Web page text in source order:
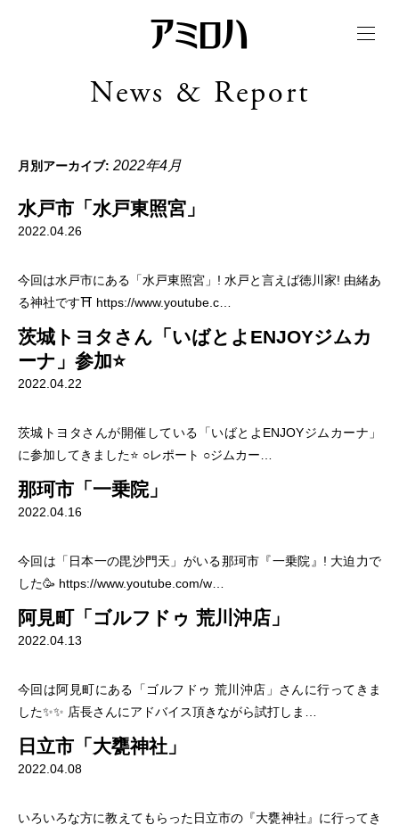
t
News & Report
月別アーカイブ: 2022年4月
水戸市「水戸東照宮」
2022.04.26
今回は水戸市にある「水戸東照宮」! 水戸と言えば徳川家! 由緒あ
る神社です⛩ https://www.youtube.c…
茨城トヨタさん「いばとよENJOYジムカ
ーナ」参加⭐️
2022.04.22
茨城トヨタさんが開催している「いばとよENJOYジムカーナ」
に参加してきました⭐️ ○レポート ○ジムカー…
那珂市「一乗院」
2022.04.16
今回は「日本一の毘沙門天」がいる那珂市『一乗院』! 大迫力で
した🥳 https://www.youtube.com/w…
阿見町「ゴルフドゥ 荒川沖店」
2022.04.13
今回は阿見町にある「ゴルフドゥ 荒川沖店」さんに行ってきま
した✨✨ 店長さんにアドバイス頂きながら試打しま…
日立市「大甕神社」
2022.04.08
いろいろな方に教えてもらった日立市の『大甕神社』に行ってき